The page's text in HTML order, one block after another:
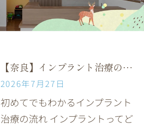
【奈良】インプラント治療の流れ｜手術・期間・費用・リスクをわかりやすく解説
2026年7月27日
初めてでもわかるインプラント
治療の流れ インプラントってど